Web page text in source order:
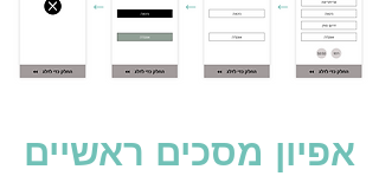
אפיון מסכים ראשיים